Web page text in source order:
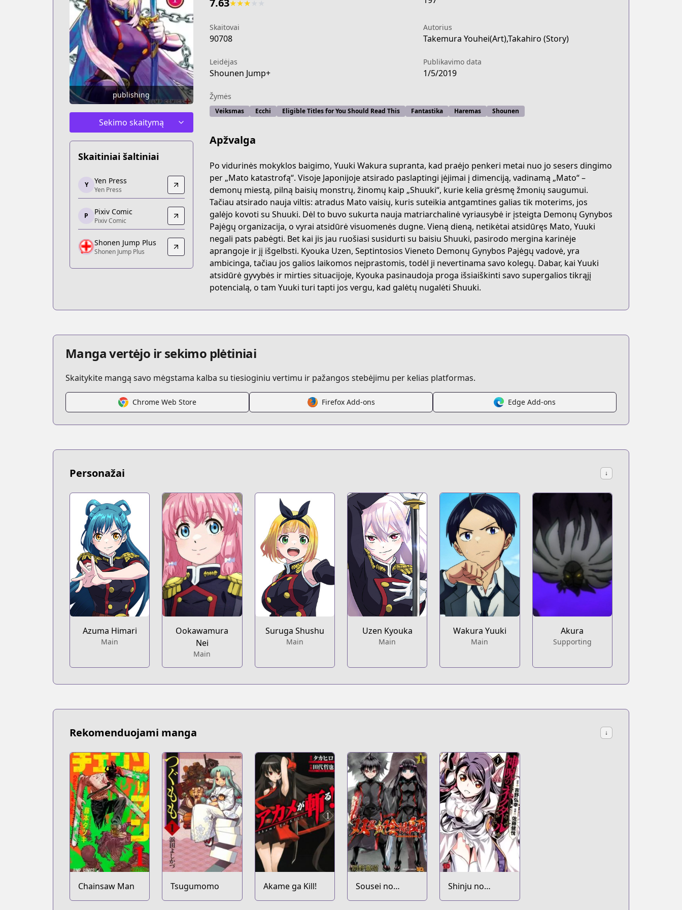
publishing
Sekimo skaitymą
Skaitiniai šaltiniai
Yen Press
Yen Press
https://yenpress.com/series/chained-soldier
Pixiv Comic
Pixiv Comic
https://comic.pixiv.net/works/5572
Shonen Jump Plus
https://shonenjumpplus.com/episode/10834108156641784254
Y Yen Press
Yen Press
P Pixiv Comic
Pixiv Comic
Shonen Jump Plus
Shonen Jump Plus
7.63★★★
Skaitovai
90708
Autorius
Takemura Youhei(Art),Takahiro (Story)
Leidėjas
Shounen Jump+
Publikavimo data
1/5/2019
Žymės
Veiksmas Ecchi Eligible Titles for You Should Read This Fantastika Haremas Shounen
Apžvalga
Po vidurinės mokyklos baigimo, Yuuki Wakura supranta, kad praėjo penkeri metai nuo jo sesers dingimo
per „Mato katastrofą“. Visoje Japonijoje atsirado paslaptingi įėjimai į dimenciją, vadinamą „Mato“ –
demonų miestą, pilną baisių monstrų, žinomų kaip „Shuuki“, kurie kelia grėsmę žmonių saugumui.
Tačiau atsirado nauja viltis: atradus Mato vaisių, kuris suteikia antgamtines galias tik moterims, jos
galėjo kovoti su Shuuki. Dėl to buvo sukurta nauja matriarchalinė vyriausybė ir įsteigta Demonų Gynybos
Pajėgų organizacija, o vyrai atsidūrė visuomenės dugne. Vieną dieną, netikėtai atsidūręs Mato, Yuuki
negali pats pabėgti. Bet kai jis jau ruošiasi susidurti su baisiu Shuuki, pasirodo mergina karinėje
aprangoje ir jį išgelbsti. Kyouka Uzen, Septintosios Vieneto Demonų Gynybos Pajėgų vadovė, yra
ambicinga, tačiau jos galios laikomos neįprastomis, todėl ji nevertinama savo kolegų. Dabar, kai Yuuki
atsidūrė gyvybės ir mirties situacijoje, Kyouka pasinaudoja proga išsiaiškinti savo supergalios tikrąjį
potencialą, o tam Yuuki turi tapti jos vergu, kad galėtų nugalėti Shuuki.
Manga vertėjo ir sekimo plėtiniai
Skaitykite mangą savo mėgstama kalba su tiesioginiu vertimu ir pažangos stebėjimu per kelias platformas.
Chrome Web Store Firefox Add-ons Edge Add-ons
Personažai ↓
Azuma Himari
Main
Ookawamura
Nei
Main
Suruga Shushu
Main
Uzen Kyouka
Main
Wakura Yuuki
Main
Akura
Supporting
Rekomenduojami manga ↓
Chainsaw Man Tsugumomo Akame ga Kill!
Sousei no
Onmyouji
Shinju no
Nectar